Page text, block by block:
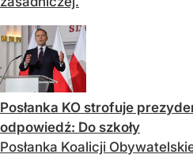
Posłanka KO strofuje
odpowiedź: Do szkoły
Posłanka Koalicji